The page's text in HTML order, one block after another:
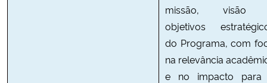
missão, visão
objetivos
do Programa, com
na relevância
e no impacto para